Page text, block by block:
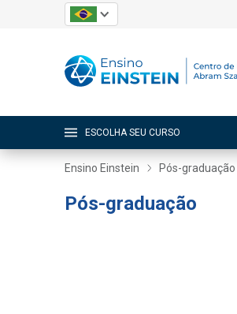
ESCOLHA SEU CURSO
Ensino Einstein Pós-graduação
Pós-graduação